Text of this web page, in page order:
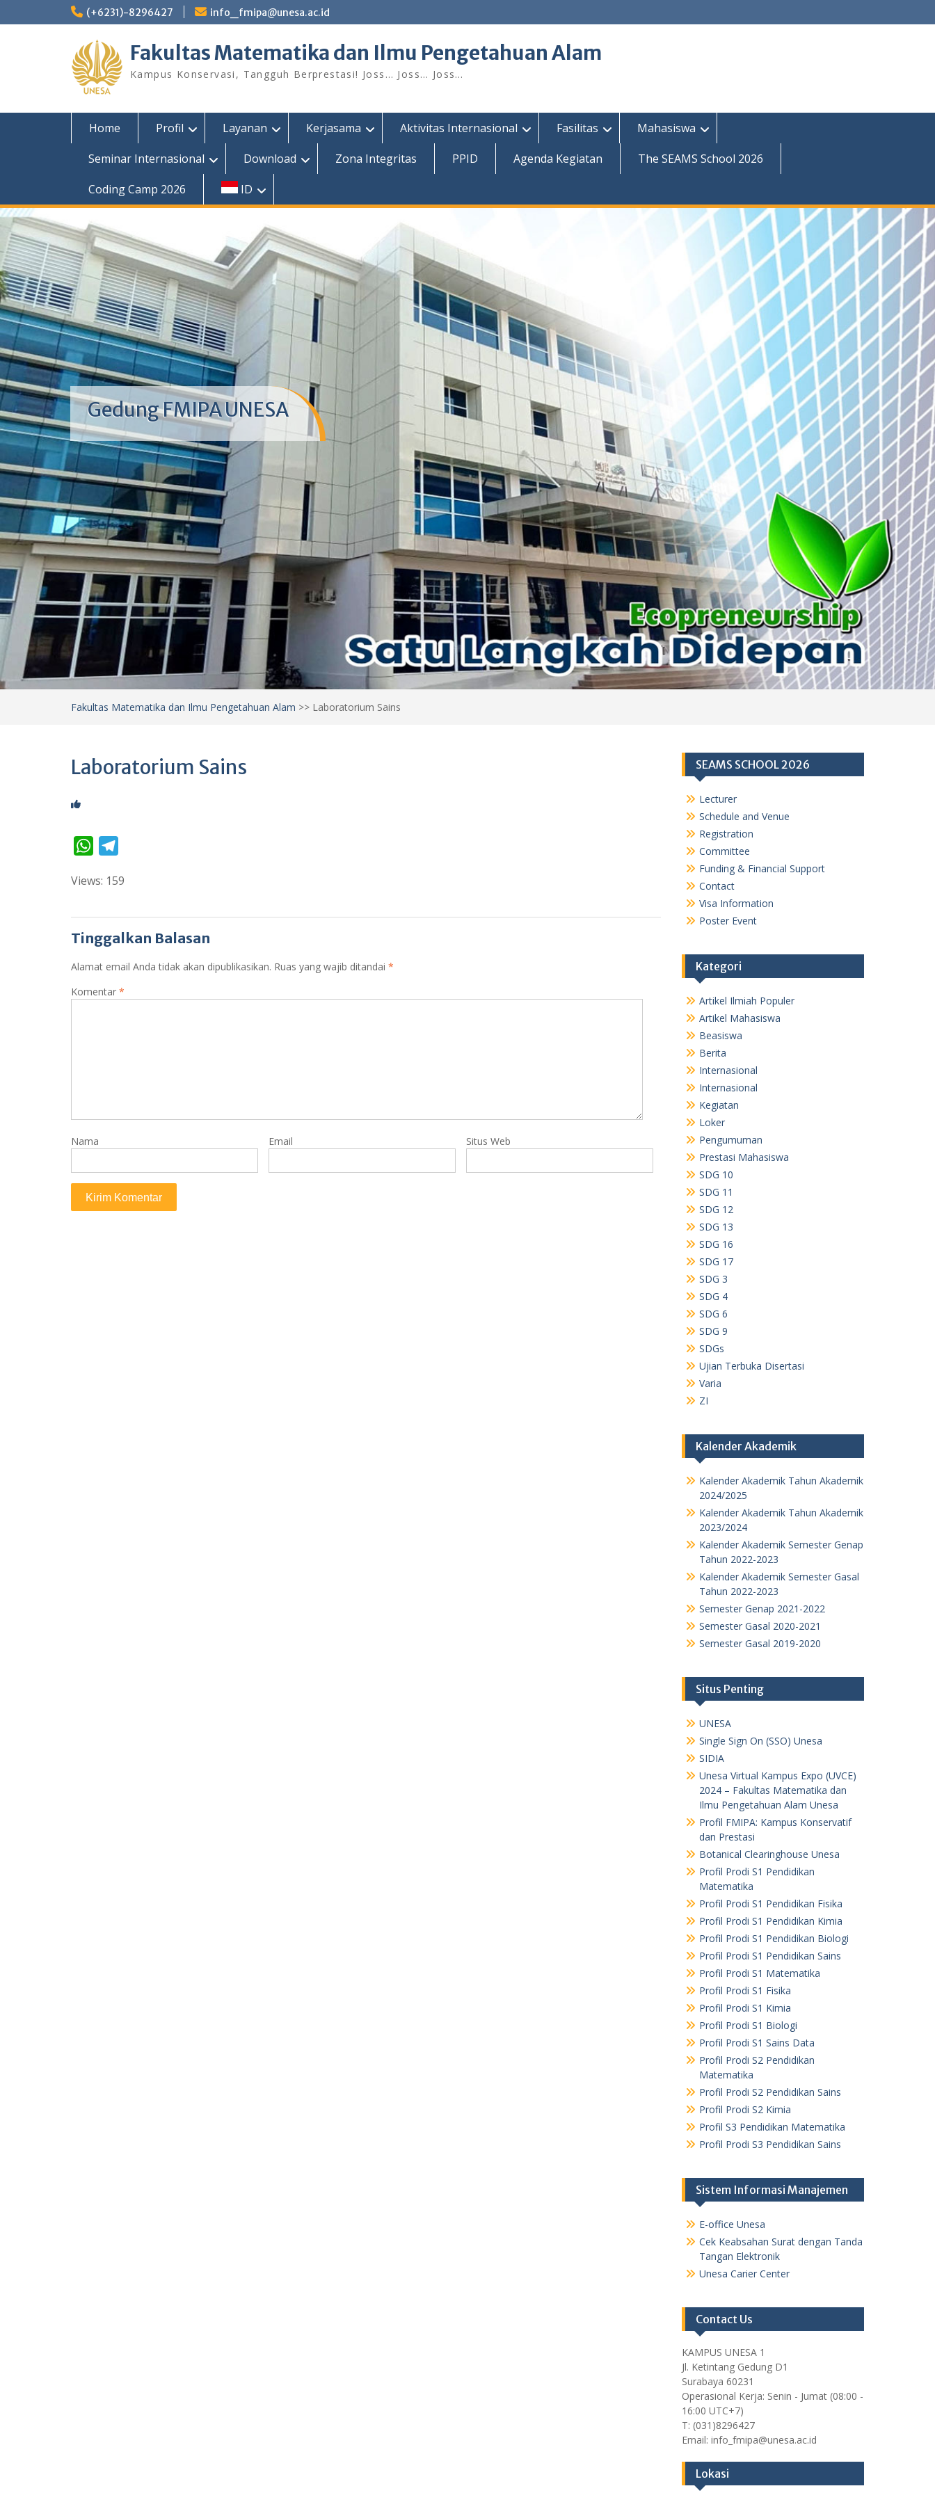
to
(+6231)-8296427 info_fmipa@unesa.ac.id
Fakultas Matematika dan Ilmu Pengetahuan Alam
Kampus Konservasi, Tangguh Berprestasi! Joss… Joss… Joss…
Home Profil Layanan Kerjasama Aktivitas Internasional Fasilitas
Mahasiswa
Seminar Internasional
Download Zona Integritas PPID Agenda Kegiatan
The SEAMS School 2026
Coding Camp 2026
ID
Gedung FMIPA UNESA
Fakultas Matematika dan Ilmu Pengetahuan Alam >> Laboratorium Sains
Laboratorium Sains
W
a
A
p
l
r
a
Views: 159
Tinggalkan Balasan
Alamat email Anda tidak akan dipublikasikan. Ruas yang wajib ditandai *
Komentar *
Nama Email Situs Web
SEAMS SCHOOL 2026
Lecturer
Schedule and Venue
Registration
Committee
Funding & Financial Support
Contact
Visa Information
Poster Event
Kategori
Artikel Ilmiah Populer
Artikel Mahasiswa
Beasiswa
Berita
Internasional
Internasional
Kegiatan
Loker
Pengumuman
Prestasi Mahasiswa
SDG 10
SDG 11
SDG 12
SDG 13
SDG 16
SDG 17
SDG 3
SDG 4
SDG 6
SDG 9
SDGs
Ujian Terbuka Disertasi
Varia
ZI
Kalender Akademik
Kalender Akademik Tahun Akademik
2024/2025
Kalender Akademik Tahun Akademik
2023/2024
Kalender Akademik Semester Genap
Tahun 2022-2023
Kalender Akademik Semester Gasal
Tahun 2022-2023
Semester Genap 2021-2022
Semester Gasal 2020-2021
Semester Gasal 2019-2020
Situs Penting
UNESA
Single Sign On (SSO) Unesa
SIDIA
Unesa Virtual Kampus Expo (UVCE)
2024 – Fakultas Matematika dan
Ilmu Pengetahuan Alam Unesa
Profil FMIPA: Kampus Konservatif
dan Prestasi
Botanical Clearinghouse Unesa
Profil Prodi S1 Pendidikan
Matematika
Profil Prodi S1 Pendidikan Fisika
Profil Prodi S1 Pendidikan Kimia
Profil Prodi S1 Pendidikan Biologi
Profil Prodi S1 Pendidikan Sains
Profil Prodi S1 Matematika
Profil Prodi S1 Fisika
Profil Prodi S1 Kimia
Profil Prodi S1 Biologi
Profil Prodi S1 Sains Data
Profil Prodi S2 Pendidikan
Matematika
Profil Prodi S2 Pendidikan Sains
Profil Prodi S2 Kimia
Profil S3 Pendidikan Matematika
Profil Prodi S3 Pendidikan Sains
Sistem Informasi Manajemen
E-office Unesa
Cek Keabsahan Surat dengan Tanda
Tangan Elektronik
Unesa Carier Center
Contact Us
KAMPUS UNESA 1
Jl. Ketintang Gedung D1
Surabaya 60231
Operasional Kerja: Senin - Jumat (08:00 -
16:00 UTC+7)
T: (031)8296427
Email: info_fmipa@unesa.ac.id
Lokasi